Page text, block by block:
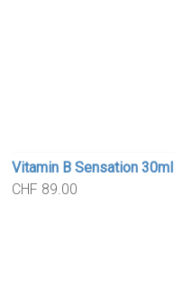
Vitamin B Sensation 30ml
CHF 89.00